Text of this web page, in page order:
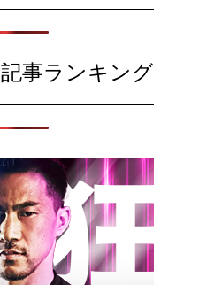
記事ランキング